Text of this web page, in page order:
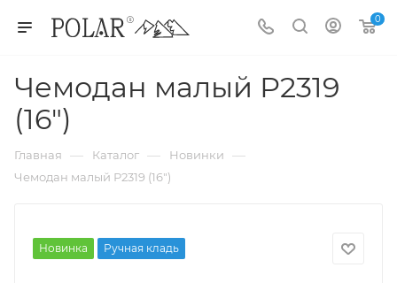
0
Чемодан малый Р2319
(16")
Главная — Каталог — Новинки —
Чемодан малый Р2319 (16")
Новинка Ручная кладь